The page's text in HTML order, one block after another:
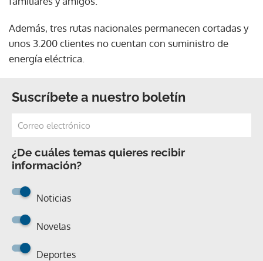
Además, tres rutas nacionales permanecen cortadas y
unos 3.200 clientes no cuentan con suministro de
energía eléctrica.
Suscríbete a nuestro boletín
¿De cuáles temas quieres recibir
información?
Noticias
Novelas
Deportes